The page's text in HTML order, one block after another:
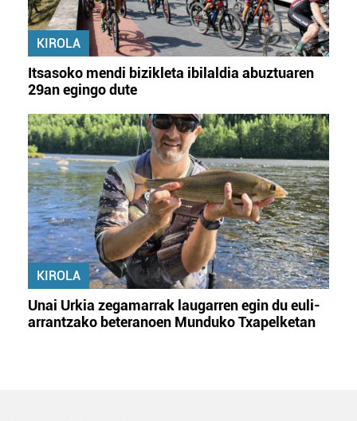
KIROLA
Itsasoko mendi bizikleta ibilaldia abuztuaren
29an egingo dute
KIROLA
Unai Urkia zegamarrak laugarren egin du euli-
arrantzako beteranoen Munduko Txapelketan